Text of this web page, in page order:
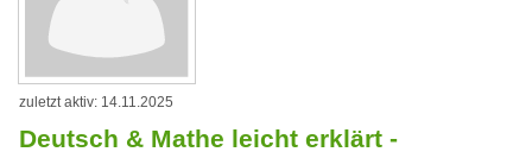
zuletzt aktiv: 14.11.2025
Deutsch & Mathe leicht erklärt -